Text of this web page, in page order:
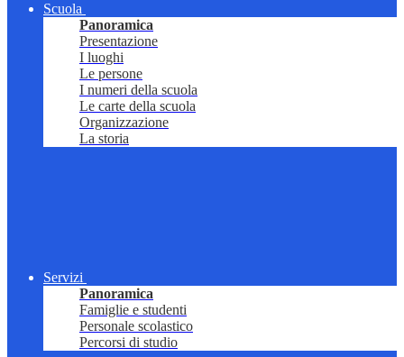
Scuola
Panoramica
Presentazione
I luoghi
Le persone
I numeri della scuola
Le carte della scuola
Organizzazione
La storia
Servizi
Panoramica
Famiglie e studenti
Personale scolastico
Percorsi di studio